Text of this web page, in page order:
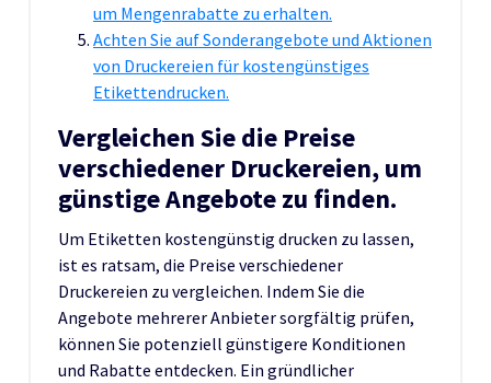
um Mengenrabatte zu erhalten.
Achten Sie auf Sonderangebote und Aktionen
von Druckereien für kostengünstiges
Etikettendrucken.
Vergleichen Sie die Preise
verschiedener Druckereien, um
günstige Angebote zu finden.
Um Etiketten kostengünstig drucken zu lassen,
ist es ratsam, die Preise verschiedener
Druckereien zu vergleichen. Indem Sie die
Angebote mehrerer Anbieter sorgfältig prüfen,
können Sie potenziell günstigere Konditionen
und Rabatte entdecken. Ein gründlicher